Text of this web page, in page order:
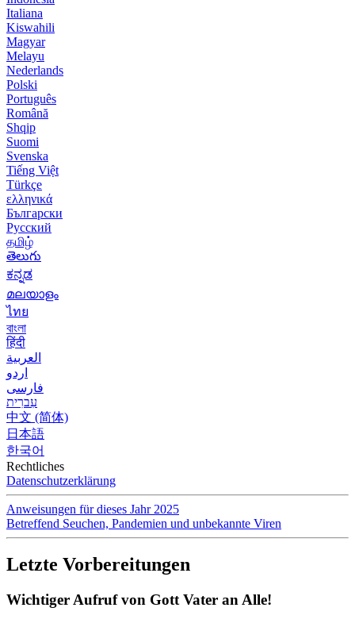
Italiana
Kiswahili
Magyar
Melayu
Nederlands
Polski
Português
Română
Shqip
Suomi
Svenska
Tiếng Việt
Türkçe
ελληνικά
Български
Русский
தமிழ்
తెలుగు
ಕನ್ನಡ
മലയാളം
ไทย
বাংলা
हिंदी
العربية
اردو
فارسی
עִברִית
中文 (简体)
日本語
한국어
Rechtliches
Datenschutzerklärung
Anweisungen für dieses Jahr 2025
Betreffend Seuchen, Pandemien und unbekannte Viren
Letzte Vorbereitungen
Wichtiger Aufruf von Gott Vater an Alle!